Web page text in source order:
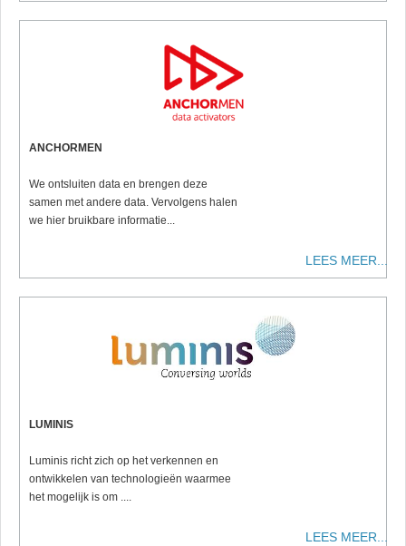
ANCHORMEN
We ontsluiten data en brengen deze
samen met andere data. Vervolgens halen
we hier bruikbare informatie...
LEES MEER...
LUMINIS
Luminis richt zich op het verkennen en
ontwikkelen van technologieën waarmee
het mogelijk is om ....
LEES MEER...